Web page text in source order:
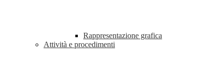
Rappresentazione grafica
Attività e procedimenti